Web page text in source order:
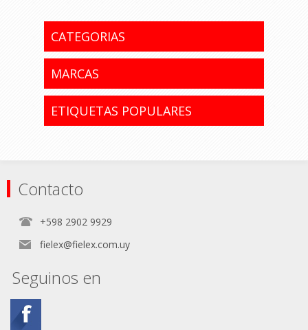
resistencia y menor desgaste_
durante el uso. Reciben pintura en
barniz líquido.
Dimensiones: A: 422,0 mm; B: 308,0
mm; C: 425,0 mm.
Código del fabricante: 77682/025
CATEGORIAS
MARCAS
ETIQUETAS POPULARES
Contacto
+598 2902 9929
fielex@fielex.com.uy
Seguinos en